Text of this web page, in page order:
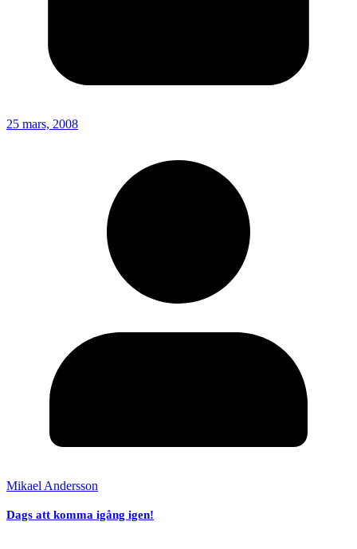
25 mars, 2008
Mikael Andersson
Dags att komma igång igen!